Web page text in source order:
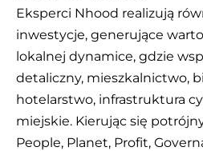
Eksperci Nhood realizują
inwestycje, generujące
lokalnej dynamice, gdzie
detaliczny, mieszkalnictwo,
hotelarstwo, infrastruktura
miejskie. Kierując się
People, Planet, Profit,